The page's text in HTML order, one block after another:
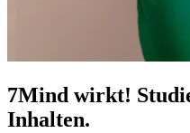
7Mind wirkt!
Inhalten.